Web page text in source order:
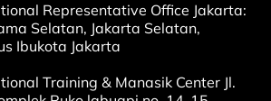
Representative Office Jakarta:
Selatan, Jakarta Selatan,
Ibukota Jakarta
Training & Manasik Center Jl.